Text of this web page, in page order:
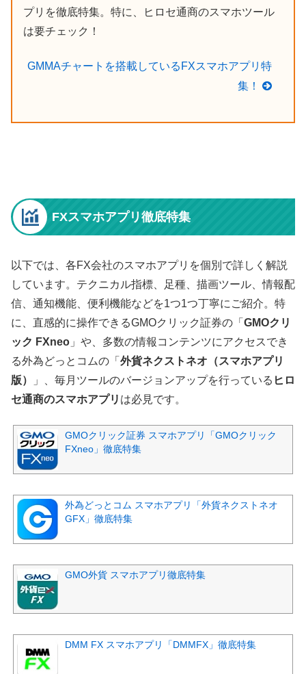
プリを徹底特集。特に、ヒロセ通商のスマホツール
は要チェック！
GMMAチャートを搭載しているFXスマホアプリ特
集！
FXスマホアプリ徹底特集
以下では、各FX会社のスマホアプリを個別で詳しく解説
しています。テクニカル指標、足種、描画ツール、情報配
信、通知機能、便利機能などを1つ1つ丁寧にご紹介。特
に、直感的に操作できるGMOクリック証券の「 GMOクリ
ック FXneo 」や、多数の情報コンテンツにアクセスでき
る外為どっとコムの「 外貨ネクストネオ（スマホアプリ
版）
」、毎月ツールのバージョンアップを行っている ヒロ
セ通商のスマホアプリ は必見です。
GMOクリック証券 スマホアプリ「GMOクリック
FXneo」徹底特集
外為どっとコム スマホアプリ「外貨ネクストネオ
GFX」徹底特集
GMO外貨 スマホアプリ徹底特集
DMM FX スマホアプリ「DMMFX」徹底特集